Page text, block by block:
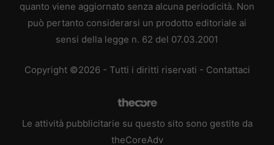
quanto viene aggiornato senza alcuna periodicità. Non
può pertanto considerarsi un prodotto editoriale ai
sensi della legge n. 62 del 07.03.2001
Copyright ©2026 - Tutti i diritti riservati - Contattaci
Le attività pubblicitarie su questo sito sono gestite da
theCoreAdv